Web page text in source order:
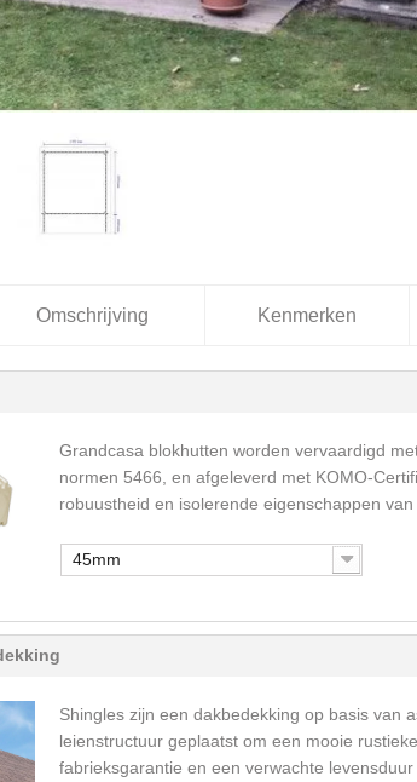
Omschrijving Kenmerken
Grandcasa blokhutten worden vervaardigd
normen 5466, en afgeleverd met KOMO-
robuustheid en isolerende eigenschappen van
45mm
Shingles zijn een dakbedekking op basis van
leienstructuur geplaatst om een mooie
fabrieksgarantie en een verwachte